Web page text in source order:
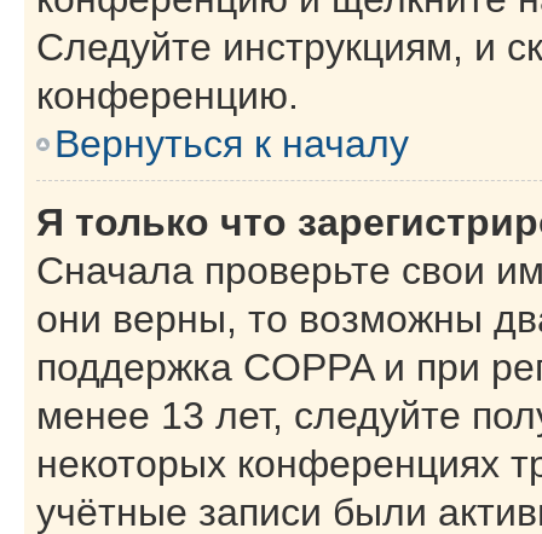
Следуйте инструкциям, и
конференцию.
Вернуться к началу
Я только что
Сначала проверьте свои
они верны, то возможны
поддержка COPPA и при
менее 13 лет, следуйте
некоторых конференциях
учётные записи были